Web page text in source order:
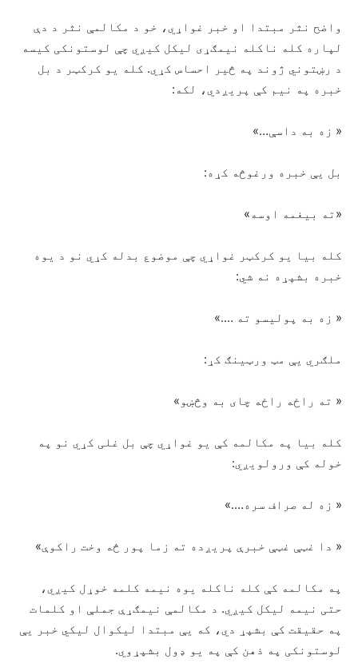
واضح نثر مبتدا او خبر غواړي، خو د مکالمې نثر د دې
لپاره کله ناکله نیمګړی لیکل کیږي چې لوستونکی کیسه
د رښتوني ژوند په څير احساس کړي. کله یو کرکټر د بل
خبره په نیم کې پریږدي، لکه:
« زه به داسې…»
بل یې خبره ورغوڅه کړه:
«ته بیغمه اوسه»
کله بیا یو کرکټر غواړي چې موضوع بدله کړي نو د یوه
خبره بشپړه نه شي:
« زه به پولیسو ته ….»
ملګري یې مټ ورټینګ کړ:
« ته راځه راځه چای به وڅښو»
کله بیا په مکالمه کې یو غواړي چې بل غلی کړي نو په
خوله کې ورولویږي:
« زه له صراف سره….»
« دا غټې غټې خبرې پریږده ته زما پور څه وخت راکوې»
په مکالمه کې کله ناکله یوه نیمه کلمه خوړل کیږي،
حتی نیمه لیکل کیږي. د مکالمې نیمګړې جملې او کلمات
په حقیقت کې بشپړ دي، که یې مبتدا لیکوال لیکي خبر یې
لوستونکی په ذهن کې په یو ډول بشپړوي.